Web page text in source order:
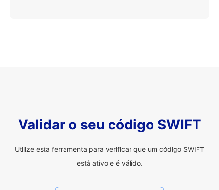
Validar o seu código SWIFT
Utilize esta ferramenta para verificar que um código SWIFT
está ativo e é válido.